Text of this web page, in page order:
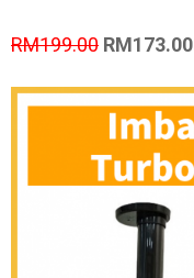
RM199.00 RM173.00